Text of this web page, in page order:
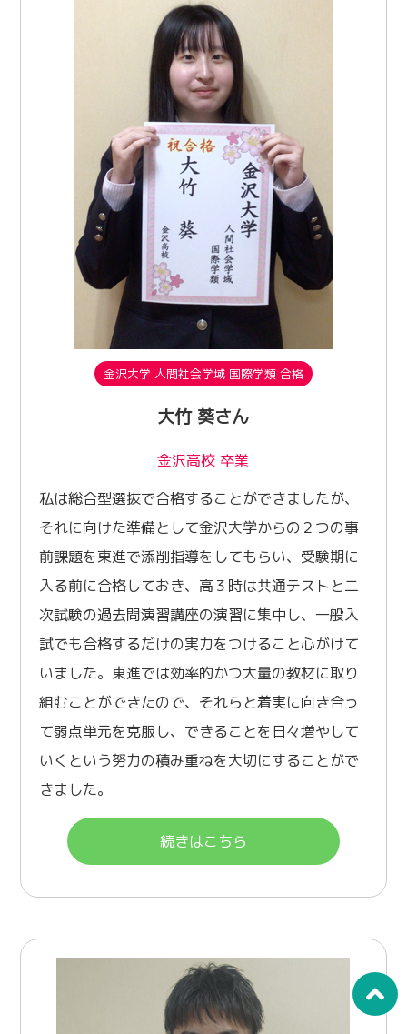
金沢大学 人間社会学域 国際学類 合格
大竹 葵さん
金沢高校 卒業
私は総合型選抜で合格することができましたが、
それに向けた準備として金沢大学からの２つの事
前課題を東進で添削指導をしてもらい、受験期に
入る前に合格しておき、高３時は共通テストと二
次試験の過去問演習講座の演習に集中し、一般入
試でも合格するだけの実力をつけること心がけて
いました。東進では効率的かつ大量の教材に取り
組むことができたので、それらと着実に向き合っ
て弱点単元を克服し、できることを日々増やして
いくという努力の積み重ねを大切にすることがで
きました。
続きはこちら